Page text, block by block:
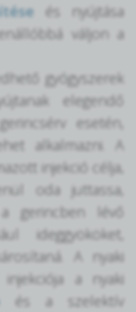
és nyújtása
váljon a
gyógyszerek
elegendő
esetén,
alkalmazni. A
injekció célja,
oda juttassa,
gerincben lévő
ideggyököket,
A nyaki
a nyaki
és a szelektív